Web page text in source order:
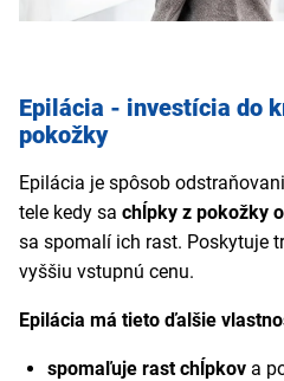
Epilácia - investícia do
pokožky
Epilácia je spôsob
tele kedy sa chĺpky z pokožky
sa spomalí ich rast. Poskytuje
vyššiu vstupnú cenu.
Epilácia má tieto ďalšie
spomaľuje rast chĺpkov a